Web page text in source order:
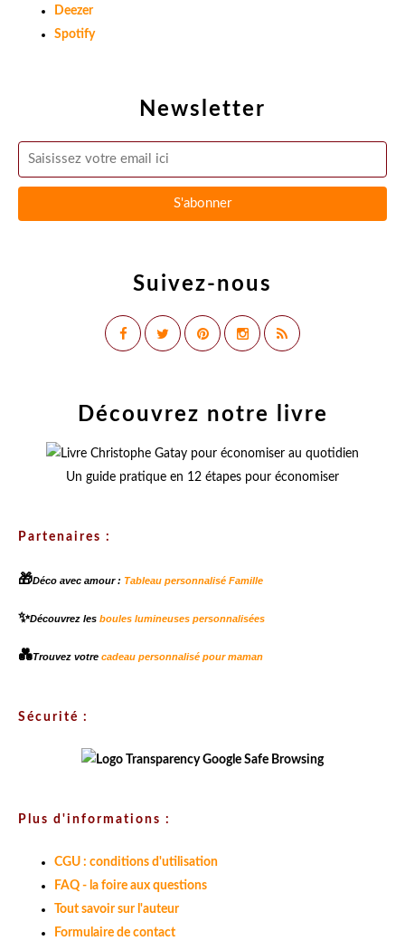
Newsletter
Suivez-nous
Deezer
Spotify
Découvrez notre livre
Un guide pratique en 12 étapes pour économiser
Partenaires :
🎁Déco avec amour : Tableau personnalisé Famille
✨Découvrez les boules lumineuses personnalisées
💑Trouvez votre cadeau personnalisé pour maman
Sécurité :
Plus d'informations :
CGU : conditions d'utilisation
FAQ - la foire aux questions
Tout savoir sur l'auteur
Formulaire de contact